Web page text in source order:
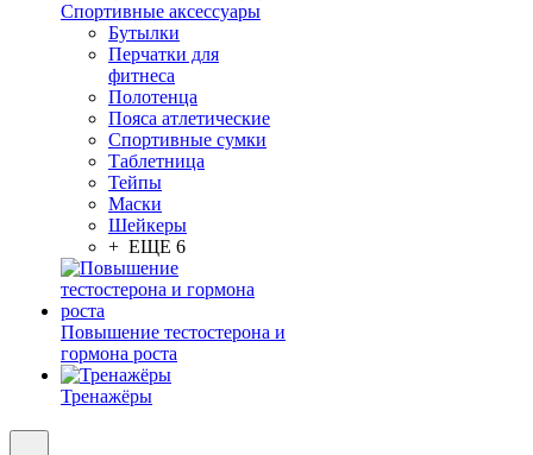
Спортивные аксессуары
Бутылки
Перчатки для
фитнеса
Полотенца
Пояса атлетические
Спортивные сумки
Таблетница
Тейпы
Маски
Шейкеры
+ ЕЩЕ 6
Повышение тестостерона и
гормона роста
Тренажёры